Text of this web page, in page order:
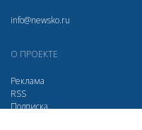
info@newsko.ru
О ПРОЕКТЕ
Реклама
RSS
Подписка